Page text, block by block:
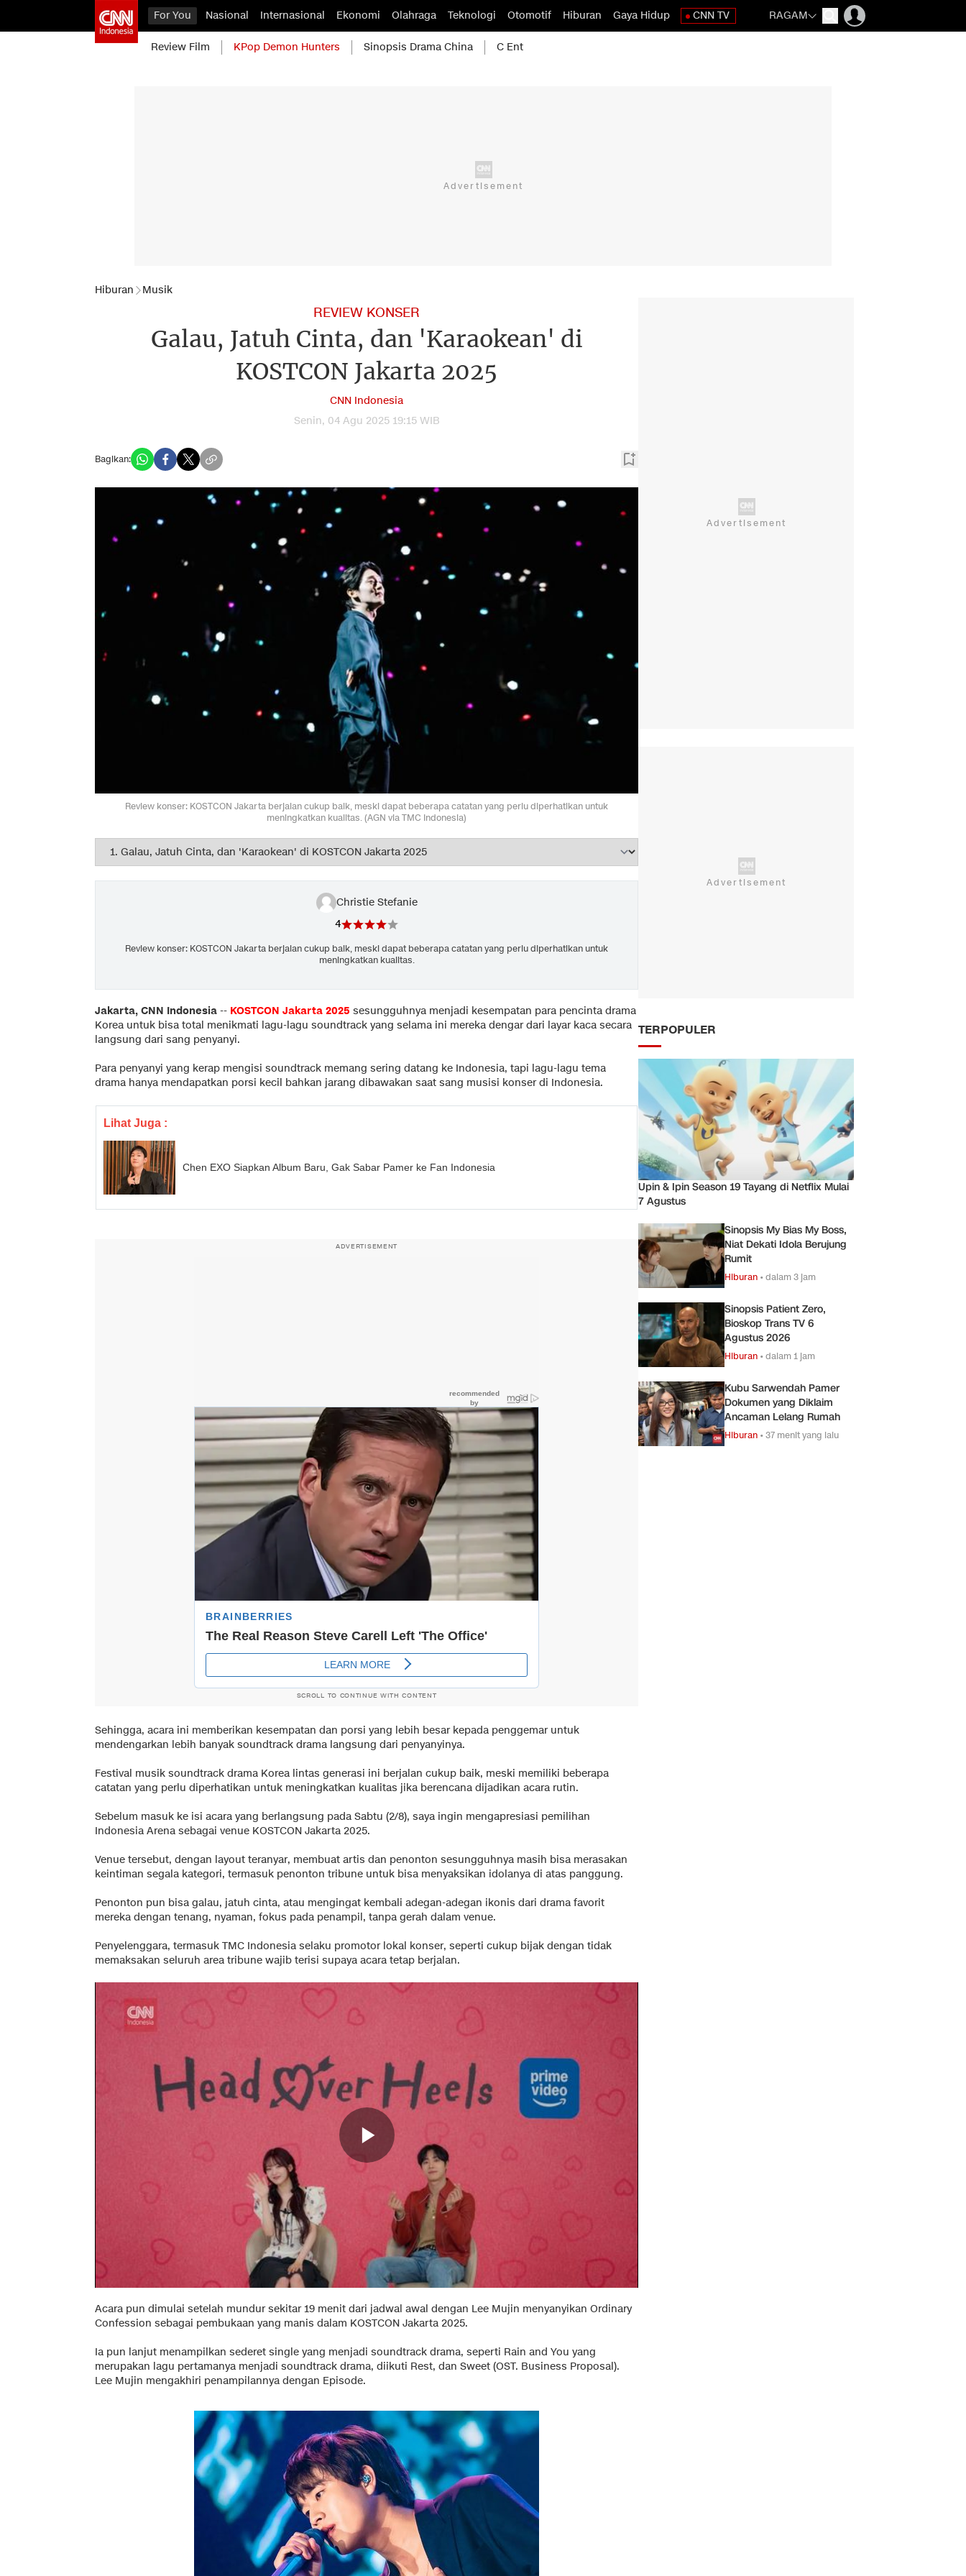
For You Nasional Internasional Ekonomi Olahraga Teknologi Otomotif Hiburan Gaya Hidup CNN TV RAGAM
Review Film KPop Demon Hunters Sinopsis Drama China C Ent
Hiburan Musik
REVIEW KONSER
Galau, Jatuh Cinta, dan 'Karaokean' di
KOSTCON Jakarta 2025
CNN Indonesia
Senin, 04 Agu 2025 19:15 WIB
Bagikan:
Review konser: KOSTCON Jakarta berjalan cukup baik, meski dapat beberapa catatan yang perlu diperhatikan untuk
meningkatkan kualitas. (AGN via TMC Indonesia)
Christie Stefanie
4
Review konser: KOSTCON Jakarta berjalan cukup baik, meski dapat beberapa catatan yang perlu diperhatikan untuk
meningkatkan kualitas.
Jakarta, CNN Indonesia -- KOSTCON Jakarta 2025 sesungguhnya menjadi kesempatan para pencinta drama
Korea untuk bisa total menikmati lagu-lagu soundtrack yang selama ini mereka dengar dari layar kaca secara
langsung dari sang penyanyi.
Para penyanyi yang kerap mengisi soundtrack memang sering datang ke Indonesia, tapi lagu-lagu tema
drama hanya mendapatkan porsi kecil bahkan jarang dibawakan saat sang musisi konser di Indonesia.
Lihat Juga :
Chen EXO Siapkan Album Baru, Gak Sabar Pamer ke Fan Indonesia
ADVERTISEMENT
SCROLL TO CONTINUE WITH CONTENT
Sehingga, acara ini memberikan kesempatan dan porsi yang lebih besar kepada penggemar untuk
mendengarkan lebih banyak soundtrack drama langsung dari penyanyinya.
Festival musik soundtrack drama Korea lintas generasi ini berjalan cukup baik, meski memiliki beberapa
catatan yang perlu diperhatikan untuk meningkatkan kualitas jika berencana dijadikan acara rutin.
Sebelum masuk ke isi acara yang berlangsung pada Sabtu (2/8), saya ingin mengapresiasi pemilihan
Indonesia Arena sebagai venue KOSTCON Jakarta 2025.
Venue tersebut, dengan layout teranyar, membuat artis dan penonton sesungguhnya masih bisa merasakan
keintiman segala kategori, termasuk penonton tribune untuk bisa menyaksikan idolanya di atas panggung.
Penonton pun bisa galau, jatuh cinta, atau mengingat kembali adegan-adegan ikonis dari drama favorit
mereka dengan tenang, nyaman, fokus pada penampil, tanpa gerah dalam venue.
Penyelenggara, termasuk TMC Indonesia selaku promotor lokal konser, seperti cukup bijak dengan tidak
memaksakan seluruh area tribune wajib terisi supaya acara tetap berjalan.
Acara pun dimulai setelah mundur sekitar 19 menit dari jadwal awal dengan Lee Mujin menyanyikan Ordinary
Confession sebagai pembukaan yang manis dalam KOSTCON Jakarta 2025.
Ia pun lanjut menampilkan sederet single yang menjadi soundtrack drama, seperti Rain and You yang
merupakan lagu pertamanya menjadi soundtrack drama, diikuti Rest, dan Sweet (OST. Business Proposal).
Lee Mujin mengakhiri penampilannya dengan Episode.
TERPOPULER
Upin & Ipin Season 19 Tayang di Netflix Mulai
7 Agustus
Sinopsis My Bias My Boss,
Niat Dekati Idola Berujung
Rumit
Hiburan •dalam 3 jam
Sinopsis Patient Zero,
Bioskop Trans TV 6
Agustus 2026
Hiburan •dalam 1 jam
Kubu Sarwendah Pamer
Dokumen yang Diklaim
Ancaman Lelang Rumah
Hiburan •37 menit yang lalu